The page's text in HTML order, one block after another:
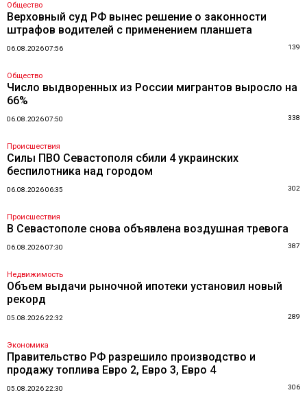
Общество
Верховный суд РФ вынес решение о законности
штрафов водителей с применением планшета
06.08.2026 07:56 139
Общество
Число выдворенных из России мигрантов выросло на
66%
06.08.2026 07:50 338
Происшествия
Силы ПВО Севастополя сбили 4 украинских
беспилотника над городом
06.08.2026 06:35 302
Происшествия
В Севастополе снова объявлена воздушная тревога
06.08.2026 07:30 387
Недвижимость
Объем выдачи рыночной ипотеки установил новый
рекорд
05.08.2026 22:32 289
Экономика
Правительство РФ разрешило производство и
продажу топлива Евро 2, Евро 3, Евро 4
05.08.2026 22:30 306